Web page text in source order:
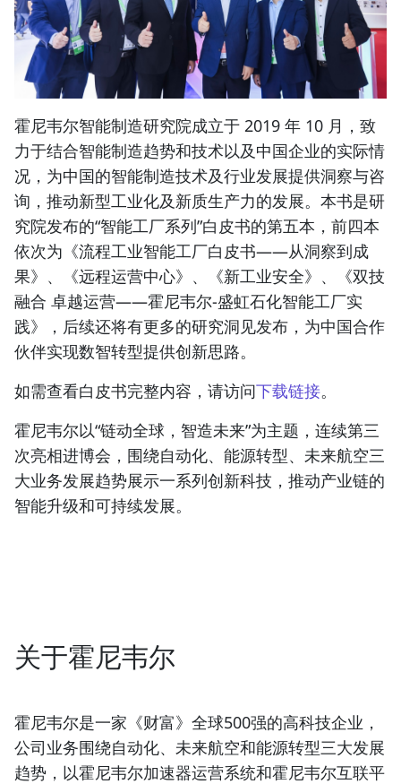
霍尼韦尔智能制造研究院成立于 2019 年 10 月，致
力于结合智能制造趋势和技术以及中国企业的实际情
况，为中国的智能制造技术及行业发展提供洞察与咨
询，推动新型工业化及新质生产力的发展。本书是研
究院发布的“智能工厂系列”白皮书的第五本，前四本
依次为《流程工业智能工厂白皮书——从洞察到成
果》、《远程运营中心》、《新工业安全》、《双技
融合 卓越运营——霍尼韦尔-盛虹石化智能工厂实
践》，后续还将有更多的研究洞见发布，为中国合作
伙伴实现数智转型提供创新思路。
如需查看白皮书完整内容，请访问下载链接。
霍尼韦尔以“链动全球，智造未来”为主题，连续第三
次亮相进博会，围绕自动化、能源转型、未来航空三
大业务发展趋势展示一系列创新科技，推动产业链的
智能升级和可持续发展。
关于霍尼韦尔
霍尼韦尔是一家《财富》全球500强的高科技企业，
公司业务围绕自动化、未来航空和能源转型三大发展
趋势，以霍尼韦尔加速器运营系统和霍尼韦尔互联平